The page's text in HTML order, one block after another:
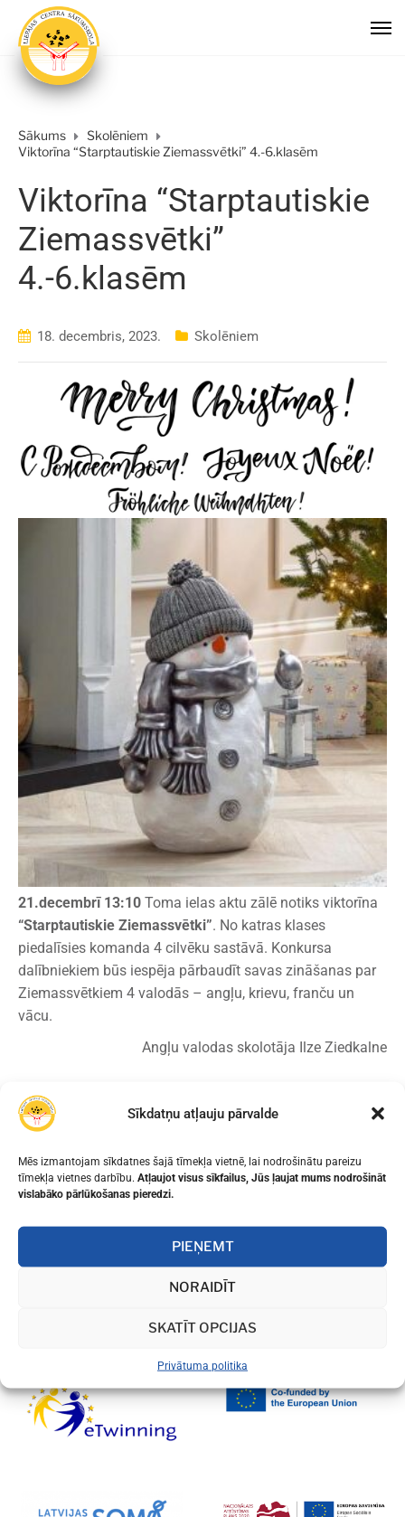
Sīkdatņu atļauju pārvalde
Mēs izmantojam sīkdatnes šajā tīmekļa vietnē, lai nodrošinātu pareizu
tīmekļa vietnes darbību. Atļaujot visus sīkfailus, Jūs ļaujat mums nodrošināt
vislabāko pārlūkošanas pieredzi.
PIEŅEMT
NORAIDĪT
SKATĪT OPCIJAS
Privātuma politika
Sākums
Skolēniem
Viktorīna “Starptautiskie Ziemassvētki” 4.-6.klasēm
Viktorīna “Starptautiskie
Ziemassvētki”
4.-6.klasēm
18. decembris, 2023. Skolēniem
21.decembrī 13:10 Toma ielas aktu zālē notiks viktorīna
“Starptautiskie Ziemassvētki”. No katras klases
piedalīsies komanda 4 cilvēku sastāvā. Konkursa
dalībniekiem būs iespēja pārbaudīt savas zināšanas par
Ziemassvētkiem 4 valodās – angļu, krievu, franču un
vācu.
Angļu valodas skolotāja Ilze Ziedkalne
IEPRIEKŠĒJAIS
LAIMES RATS!
ANGĻU VALODAS
KONKURSS „MERRY